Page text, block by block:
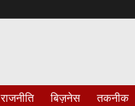
राजनीति बिज़नेस तकनीक